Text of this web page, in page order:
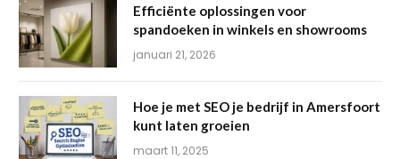
Efficiënte oplossingen voor
spandoeken in winkels en showrooms
januari 21, 2026
Hoe je met SEO je bedrijf in Amersfoort
kunt laten groeien
maart 11, 2025